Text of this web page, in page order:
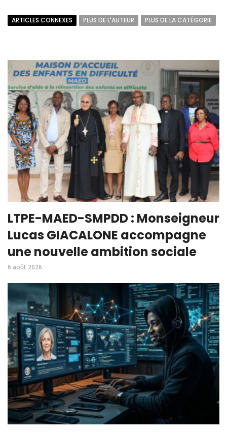
ARTICLES CONNEXES PLUS DE L'AUTEUR PLUS DE LA CATÉGORIE
LTPE-MAED-SMPDD : Monseigneur
Lucas GIACALONE accompagne
une nouvelle ambition sociale
6 août 2026